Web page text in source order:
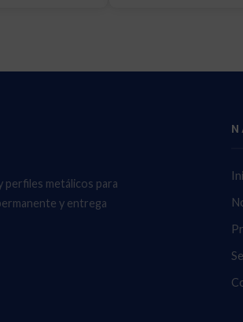
perfiles metálicos para
y entrega